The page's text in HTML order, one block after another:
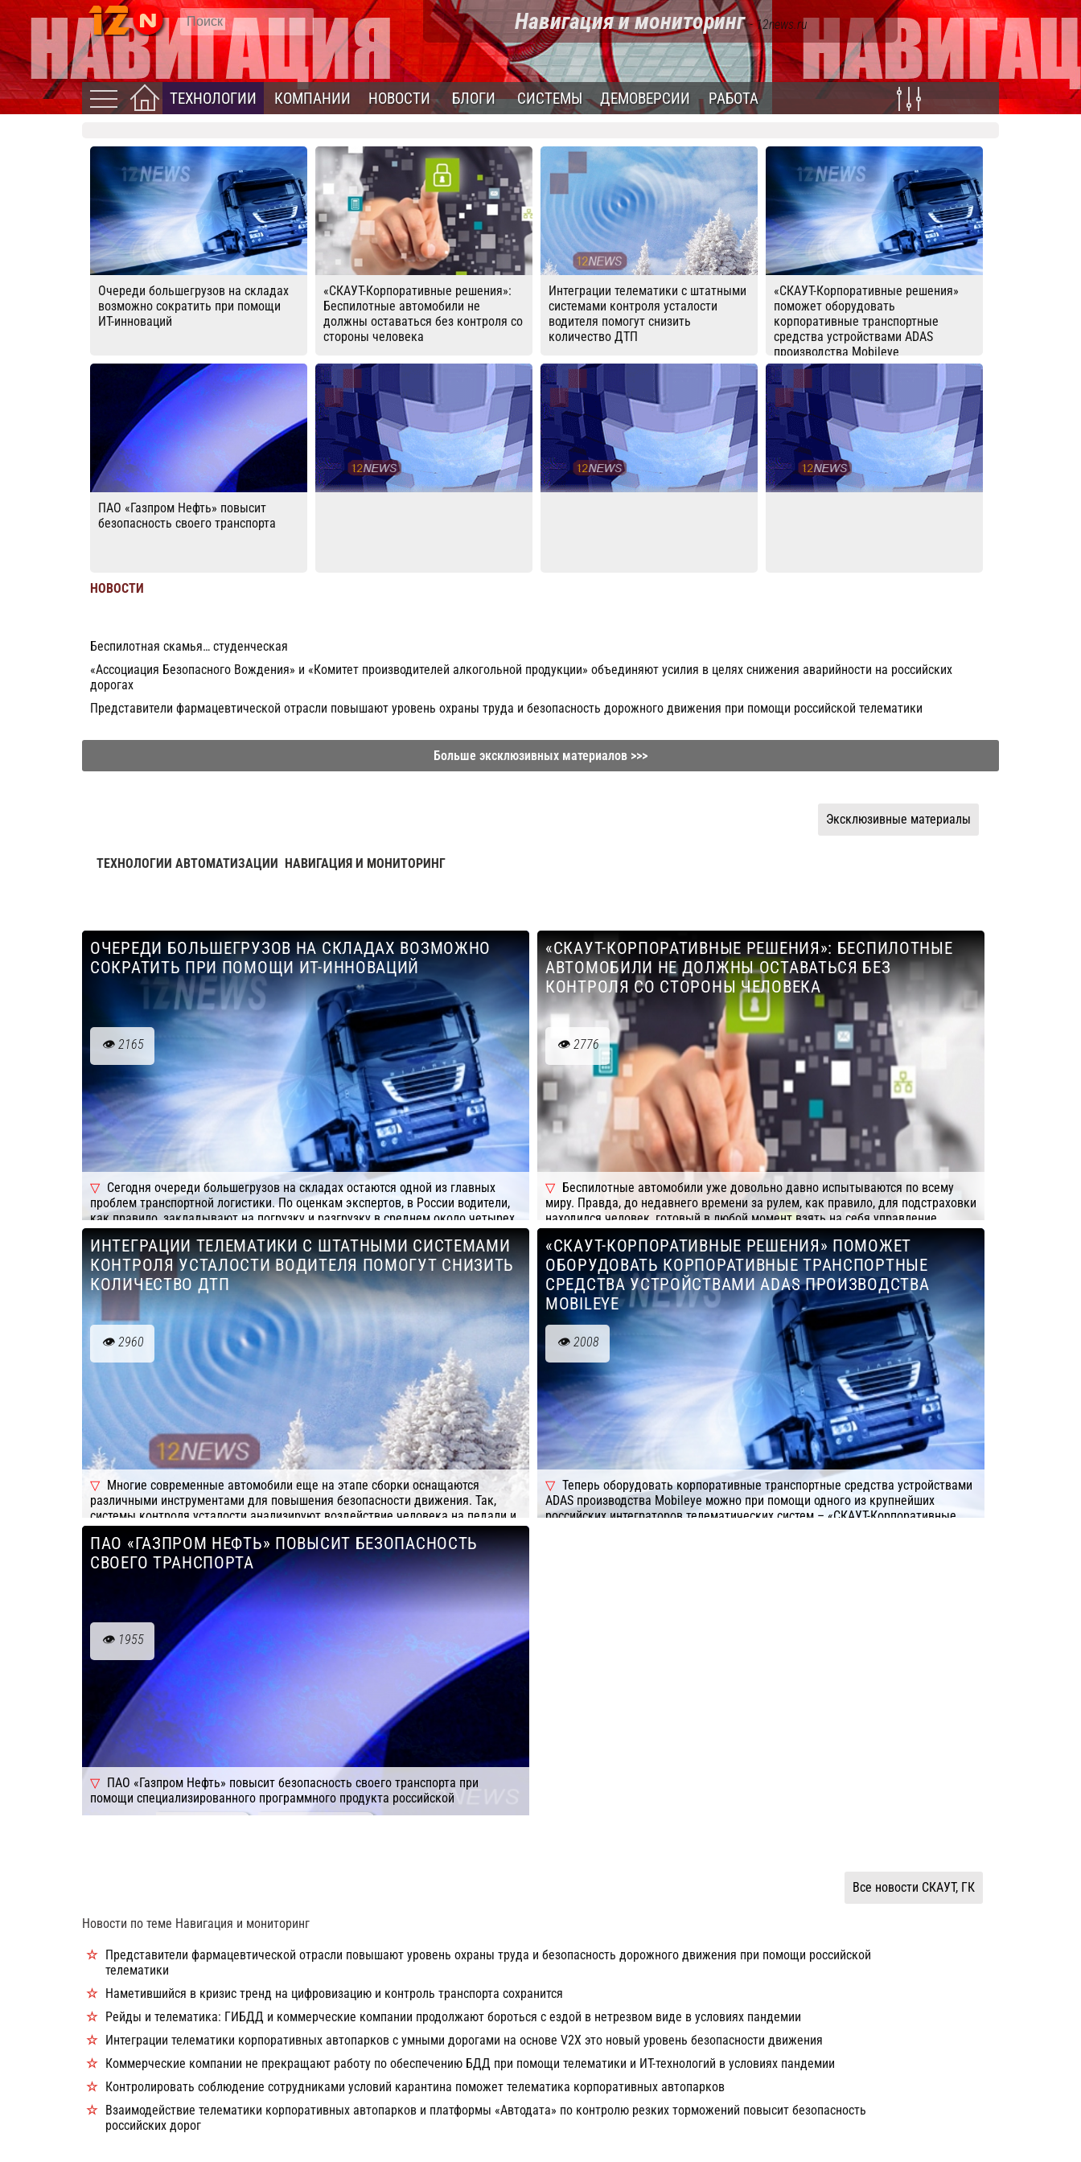
Навигация и мониторинг- 12news.ru
ТЕХНОЛОГИИ КОМПАНИИ НОВОСТИ БЛОГИ СИСТЕМЫ ДЕМОВЕРСИИ РАБОТА
Очереди большегрузов на складах
возможно сократить при помощи
ИТ-инноваций
«СКАУТ-Корпоративные решения»:
Беспилотные автомобили не
должны оставаться без контроля со
стороны человека
Интеграции телематики с штатными
системами контроля усталости
водителя помогут снизить
количество ДТП
«СКАУТ-Корпоративные решения»
поможет оборудовать
корпоративные транспортные
средства устройствами ADAS
производства Mobileye
ПАО «Газпром Нефть» повысит
безопасность своего транспорта
НОВОСТИ
Беспилотная скамья… студенческая
«Ассоциация Безопасного Вождения» и «Комитет производителей алкогольной продукции» объединяют усилия в целях снижения аварийности на российских
дорогах
Представители фармацевтической отрасли повышают уровень охраны труда и безопасность дорожного движения при помощи российской телематики
Больше эксклюзивных материалов >>>
Эксклюзивные материалы
ТЕХНОЛОГИИ АВТОМАТИЗАЦИИ НАВИГАЦИЯ И МОНИТОРИНГ
ОЧЕРЕДИ БОЛЬШЕГРУЗОВ НА СКЛАДАХ ВОЗМОЖНО
СОКРАТИТЬ ПРИ ПОМОЩИ ИТ-ИННОВАЦИЙ
2165
Сегодня очереди большегрузов на складах остаются одной из главных
проблем транспортной логистики. По оценкам экспертов, в России водители,
как правило, закладывают на погрузку и разгрузку в среднем около четырех
часов, но на деле на это могут уйти сутки. В результате серьезные убытки из-
за простоев несут как хозяева складских объектов, так и перевозчики.
Подробнее Компания: СКАУТ, ГК
«СКАУТ-КОРПОРАТИВНЫЕ РЕШЕНИЯ»: БЕСПИЛОТНЫЕ
АВТОМОБИЛИ НЕ ДОЛЖНЫ ОСТАВАТЬСЯ БЕЗ
КОНТРОЛЯ СО СТОРОНЫ ЧЕЛОВЕКА
2776
Беспилотные автомобили уже довольно давно испытываются по всему
миру. Правда, до недавнего времени за рулем, как правило, для подстраховки
находился человек, готовый в любой момент взять на себя управление.
Подробнее Компания: СКАУТ, ГК
ИНТЕГРАЦИИ ТЕЛЕМАТИКИ С ШТАТНЫМИ СИСТЕМАМИ
КОНТРОЛЯ УСТАЛОСТИ ВОДИТЕЛЯ ПОМОГУТ СНИЗИТЬ
КОЛИЧЕСТВО ДТП
2960
Многие современные автомобили еще на этапе сборки оснащаются
различными инструментами для повышения безопасности движения. Так,
системы контроля усталости анализируют воздействие человека на педали и
руль, отслеживая частые подруливания и другие признаки утомления. Кроме
того, встроенные камеры оценивают направление взгляда, частоту моргания,
Подробнее Компания: СКАУТ, ГК
«СКАУТ-КОРПОРАТИВНЫЕ РЕШЕНИЯ» ПОМОЖЕТ
ОБОРУДОВАТЬ КОРПОРАТИВНЫЕ ТРАНСПОРТНЫЕ
СРЕДСТВА УСТРОЙСТВАМИ ADAS ПРОИЗВОДСТВА
MOBILEYE
2008
Теперь оборудовать корпоративные транспортные средства устройствами
ADAS производства Mobileye можно при помощи одного из крупнейших
российских интеграторов телематических систем – «СКАУТ-Корпоративные
ПАО «ГАЗПРОМ НЕФТЬ» ПОВЫСИТ БЕЗОПАСНОСТЬ
СВОЕГО ТРАНСПОРТА
1955
ПАО «Газпром Нефть» повысит безопасность своего транспорта при
помощи специализированного программного продукта российской
Все новости СКАУТ, ГК
Новости по теме Навигация и мониторинг
Представители фармацевтической отрасли повышают уровень охраны труда и безопасность дорожного движения при помощи российской
телематики
Наметившийся в кризис тренд на цифровизацию и контроль транспорта сохранится
Рейды и телематика: ГИБДД и коммерческие компании продолжают бороться с ездой в нетрезвом виде в условиях пандемии
Интеграции телематики корпоративных автопарков с умными дорогами на основе V2X это новый уровень безопасности движения
Коммерческие компании не прекращают работу по обеспечению БДД при помощи телематики и ИТ-технологий в условиях пандемии
Контролировать соблюдение сотрудниками условий карантина поможет телематика корпоративных автопарков
Взаимодействие телематики корпоративных автопарков и платформы «Автодата» по контролю резких торможений повысит безопасность
российских дорог